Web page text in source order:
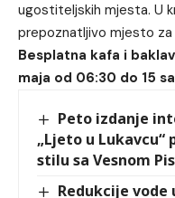
ugostiteljskih mjesta. U
prepoznatljivo mjesto za
Besplatna kafa i
maja od 06:30 do 15
Peto izdanje
„Ljeto u Lukavcu“
stilu sa Vesnom
Redukcije vode